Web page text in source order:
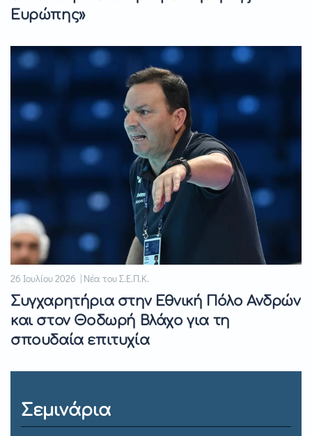
Ευρώπης»
26 Ιουλίου 2026 | Νέα του Σ.Ε.Π.Κ.
Συγχαρητήρια στην Εθνική Πόλο Ανδρών
και στον Θοδωρή Βλάχο για τη
σπουδαία επιτυχία
Σεμινάρια